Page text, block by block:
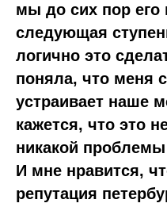
мы до сих пор его
следующая
логично это
поняла, что меня
устраивает наше
кажется, что это
никакой
И мне нравится,
репутация